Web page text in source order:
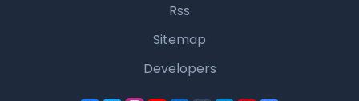
Rss
Sitemap
Developers